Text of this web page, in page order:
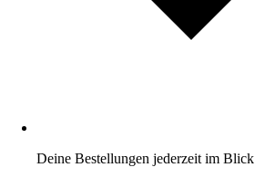
Deine Bestellungen jederzeit im Blick